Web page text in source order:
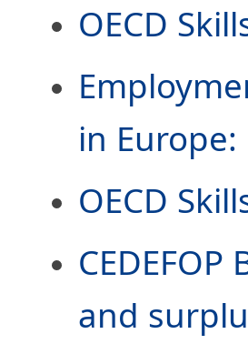
OECD
in Europe:
OECD
and